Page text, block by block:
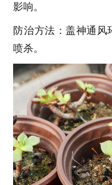
影响。
防治方法：盖神通风
喷杀。